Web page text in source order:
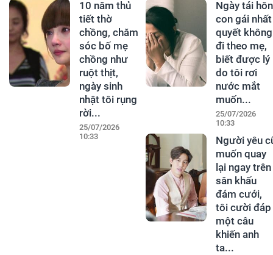
10 năm thủ
tiết thờ
chồng, chăm
sóc bố mẹ
chồng như
ruột thịt,
ngày sinh
nhật tôi rụng
rời...
25/07/2026
10:33
Ngày tái
con gái nhất
quyết không
đi theo mẹ,
biết được lý
do tôi rơi
nước mắt
muốn...
25/07/2026
10:33
Người yêu
muốn quay
lại ngay trên
sân khấu
đám cưới,
tôi cười đáp
một câu
khiến anh
ta...